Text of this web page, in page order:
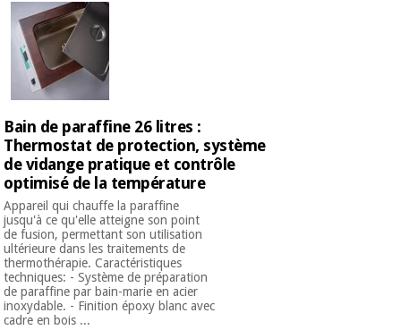
Bain de paraffine 26 litres :
Thermostat de protection, système
de vidange pratique et contrôle
optimisé de la température
Appareil qui chauffe la paraffine
jusqu'à ce qu'elle atteigne son point
de fusion, permettant son utilisation
ultérieure dans les traitements de
thermothérapie. Caractéristiques
techniques: - Système de préparation
de paraffine par bain-marie en acier
inoxydable. - Finition époxy blanc avec
cadre en bois ...